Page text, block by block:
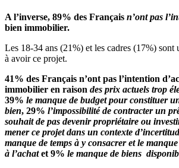
A l’inverse, 89% des Français n’ont pas
bien immobilier.
Les 18-34 ans (21%) et les cadres (17%) sont
à avoir ce projet.
41% des Français n’ont pas l’intention
immobilier en raison des prix actuels trop
39% le manque de budget pour constituer
bien, 29% l’impossibilité de contracter un
souhait de pas devenir propriétaire ou
mener ce projet dans un contexte
manque de temps à y consacrer et le
à l’achatet 9% le manque de biens